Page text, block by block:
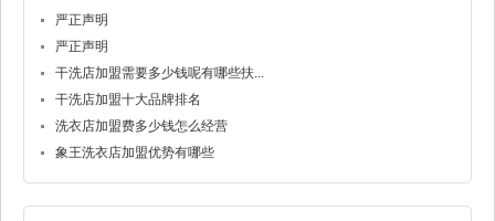
严正声明
严正声明
干洗店加盟需要多少钱呢有哪些扶...
干洗店加盟十大品牌排名
洗衣店加盟费多少钱怎么经营
象王洗衣店加盟优势有哪些